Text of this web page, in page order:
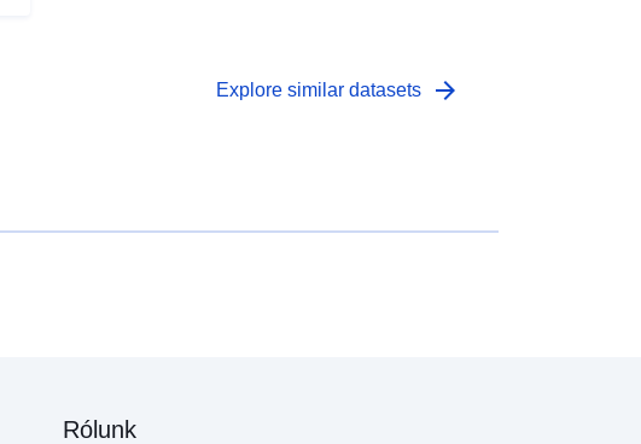
Explore similar datasets arrow_forward
Rólunk